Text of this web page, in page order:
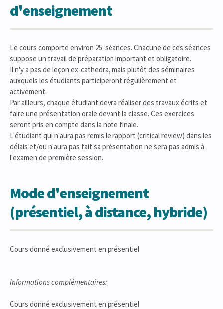
d'enseignement
Le cours comporte environ 25 séances. Chacune de ces séances
suppose un travail de préparation important et obligatoire.
Il n'y a pas de leçon ex-cathedra, mais plutôt des séminaires
auxquels les étudiants participeront régulièrement et
activement.
Par ailleurs, chaque étudiant devra réaliser des travaux écrits et
faire une présentation orale devant la classe. Ces exercices
seront pris en compte dans la note finale.
L'étudiant qui n'aura pas remis le rapport (critical review) dans les
délais et/ou n'aura pas fait sa présentation ne sera pas admis à
l'examen de première session.
Mode d'enseignement
(présentiel, à distance, hybride)
Cours donné exclusivement en présentiel
Informations complémentaires:
Cours donné exclusivement en présentiel